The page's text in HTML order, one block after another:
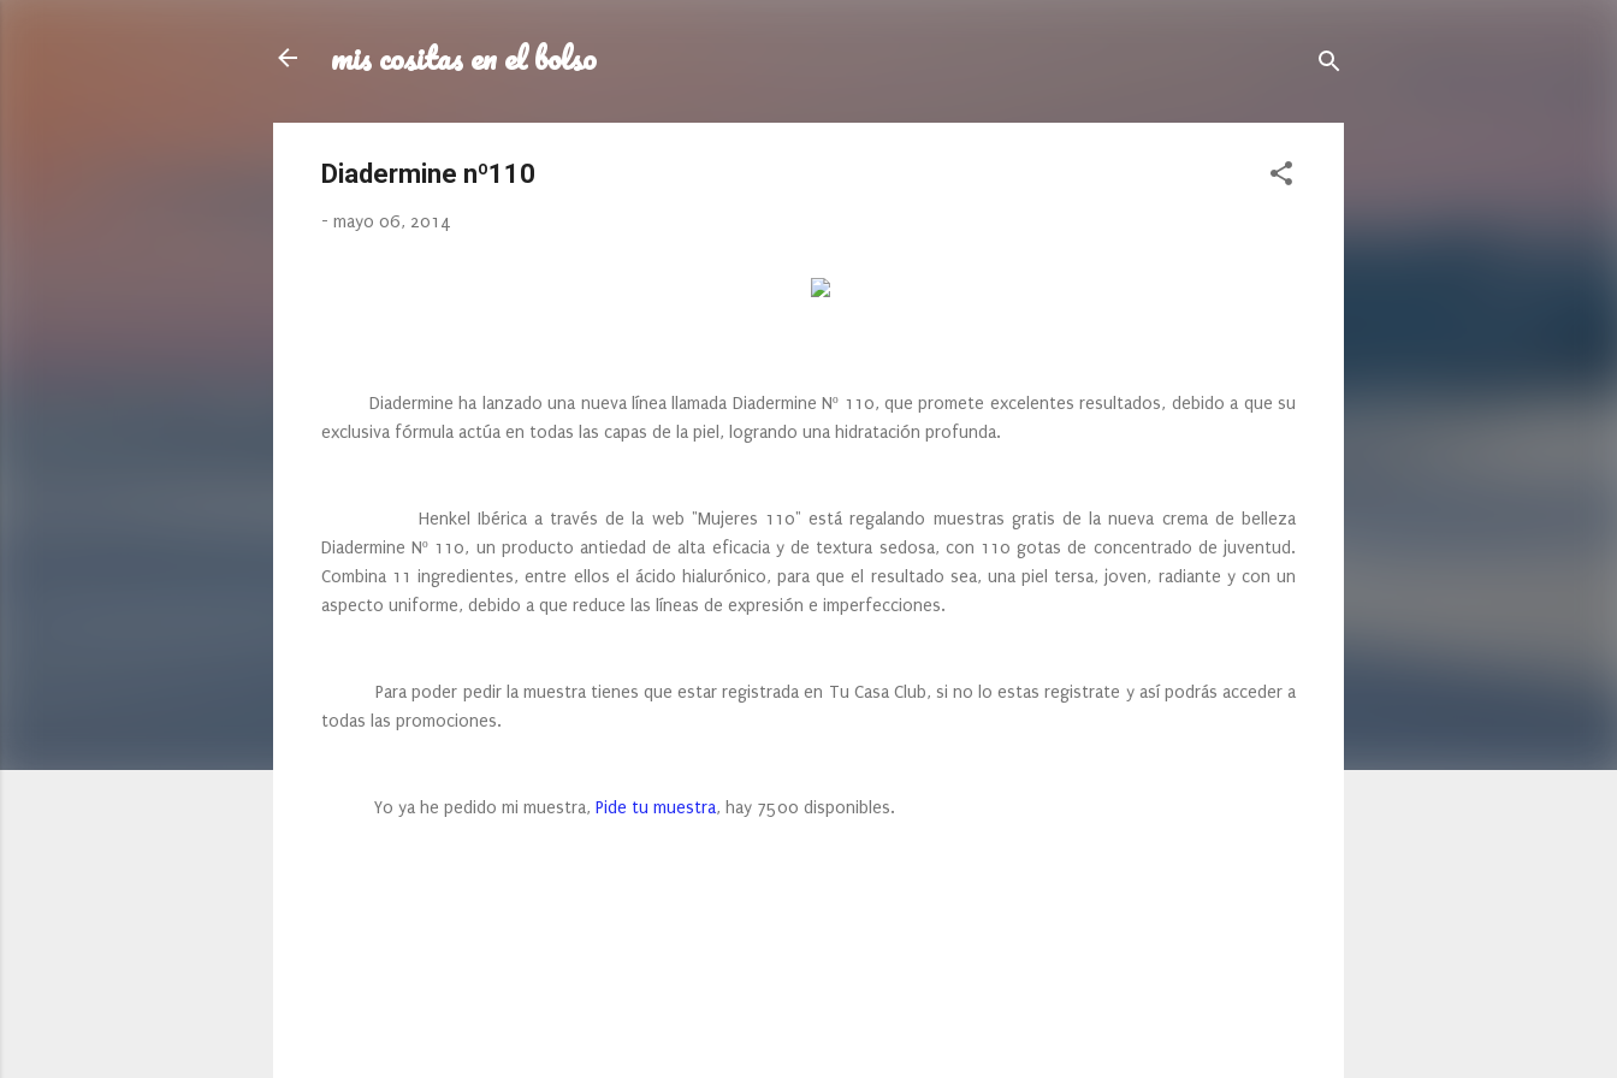
mis cositas en el bolso
Diadermine nº110
- mayo 06, 2014
Diadermine ha lanzado una nueva línea llamada Diadermine Nº 110, que promete excelentes resultados, debido a que su
exclusiva fórmula actúa en todas las capas de la piel, logrando una hidratación profunda.
Henkel Ibérica a través de la web "Mujeres 110" está regalando muestras gratis de la nueva crema de belleza
Diadermine Nº 110, un producto antiedad de alta eficacia y de textura sedosa, con 110 gotas de concentrado de juventud.
Combina 11 ingredientes, entre ellos el ácido hialurónico, para que el resultado sea, una piel tersa, joven, radiante y con un
aspecto uniforme, debido a que reduce las líneas de expresión e imperfecciones.
Para poder pedir la muestra tienes que estar registrada en Tu Casa Club, si no lo estas registrate y así podrás acceder a
todas las promociones.
Yo ya he pedido mi muestra, Pide tu muestra, hay 7500 disponibles.